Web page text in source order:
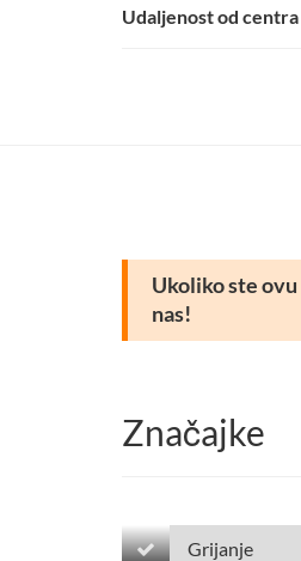
Udaljenost od centra
Ukoliko ste
nas!
Značajke
Grijanje